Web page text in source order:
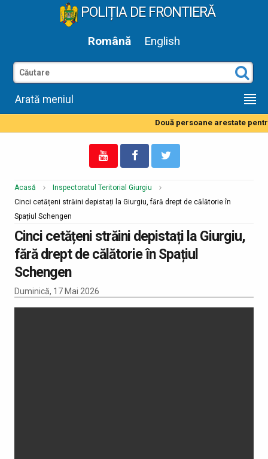
POLIȚIA DE FRONTIERĂ
Română English
Arată meniul
Două persoane arestate
Acasă
Inspectoratul Teritorial Giurgiu
Cinci cetățeni străini depistați la Giurgiu, fără drept de călătorie în
Spațiul Schengen
Cinci cetățeni străini depistați la Giurgiu,
fără drept de călătorie în Spațiul
Schengen
Duminică, 17 Mai 2026